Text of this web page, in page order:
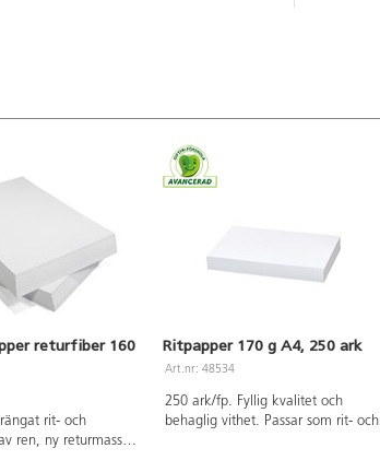
returfiber 160
rit- och
ren, ny returmassa
Ritpapper 170 g A4, 250 ark
Art.nr: 48534
250 ark/fp. Fyllig kvalitet och
behaglig vithet. Passar som rit- och